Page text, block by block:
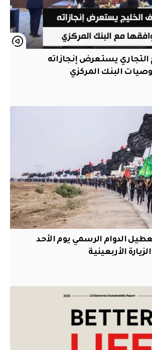
يستعرض إنجازاته
البنك المركزي
الدوام الرسمي يوم الأحد
الأربعينية